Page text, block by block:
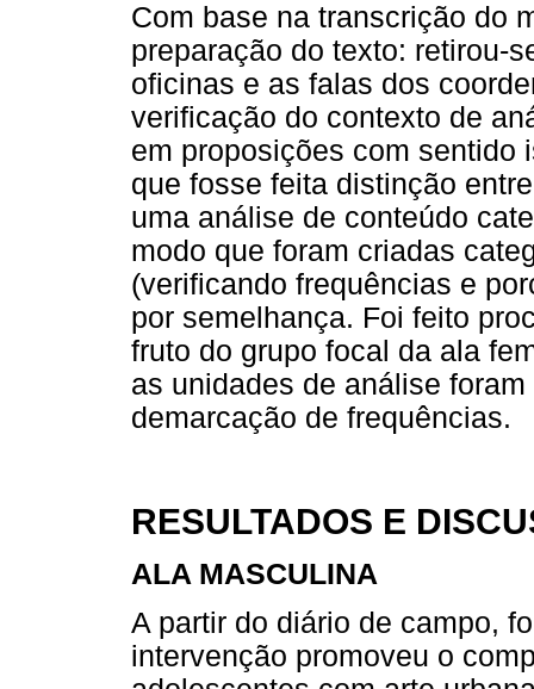
Com base na transcrição do
preparação do texto: retirou-
oficinas e as falas dos
verificação do contexto de
em proposições com sentido
que fosse feita distinção
uma análise de conteúdo
modo que foram criadas
(verificando frequências e
por semelhança. Foi feito
fruto do grupo focal da ala
as unidades de análise
demarcação de frequências.
RESULTADOS E
ALA MASCULINA
A partir do diário de campo,
intervenção promoveu o